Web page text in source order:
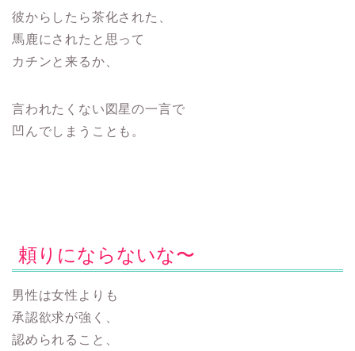
彼からしたら茶化された、
馬鹿にされたと思って
カチンと来るか、
言われたくない図星の一言で
凹んでしまうことも。
頼りにならないな〜
男性は女性よりも
承認欲求が強く、
認められること、